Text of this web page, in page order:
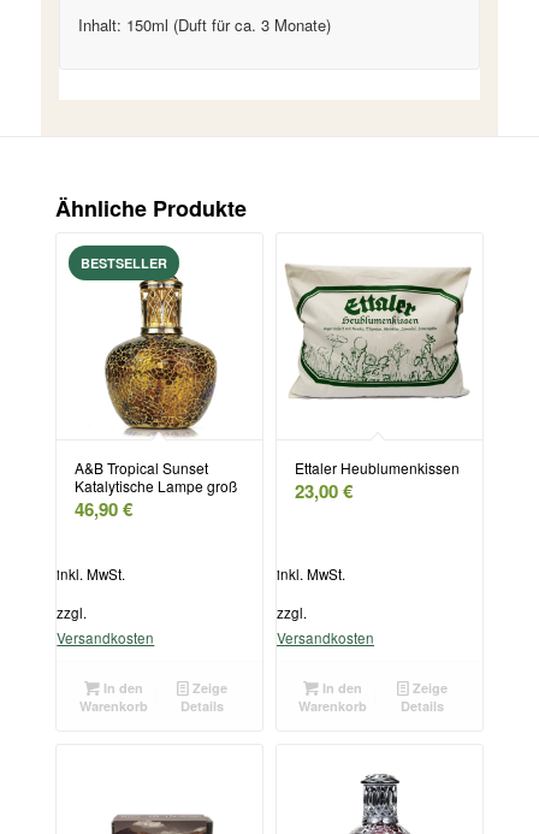
Inhalt: 150ml (Duft für ca. 3 Monate)
Ähnliche Produkte
A&B Tropical Sunset
Katalytische Lampe groß
46,90€
inkl. MwSt.
zzgl.
Versandkosten
In den
Warenkorb
Zeige
Details
Ettaler Heublumenkissen
23,00€
inkl. MwSt.
zzgl.
Versandkosten
In den
Warenkorb
Zeige
Details